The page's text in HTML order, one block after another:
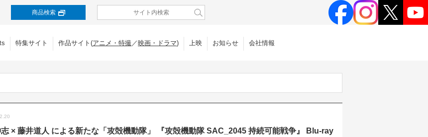
商品検索
特集サイト 作品サイト(アニメ・特撮／映画・ドラマ) 上映 お知らせ 会社情報
× 藤井道人 による新たな「攻殻機動隊」 『攻殻機動隊 SAC_2045 持続可能戦争』 Blu-ray